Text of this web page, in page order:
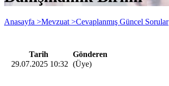
Anasayfa >Mevzuat >Cevaplanmış Güncel Sorular
Tarih
Gönderen
29.07.2025 10:32 (Üye)